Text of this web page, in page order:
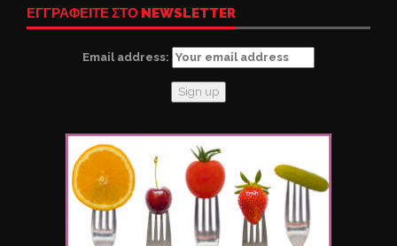
ΕΓΓΡΑΦΕΙΤΕ ΣΤΟ NEWSLETTER
Email address: